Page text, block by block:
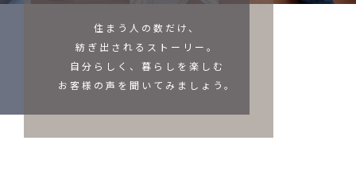
住まう人の数だけ、
紡ぎ出されるストーリー。
自分らしく、暮らしを楽しむ
お客様の声を聞いてみましょう。